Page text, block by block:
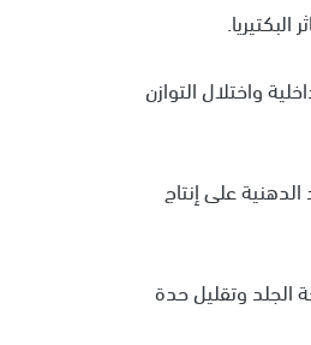
واختلال التوازن
على إنتاج
الجلد وتقليل حدة